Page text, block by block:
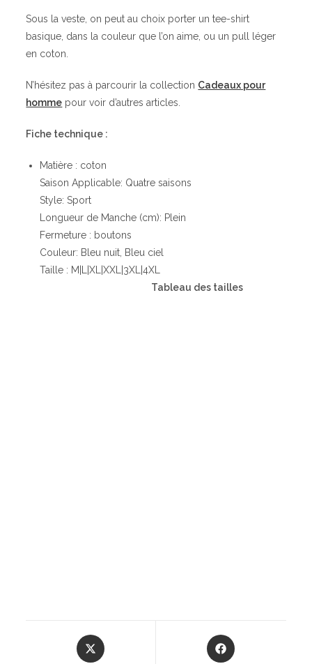
Sous la veste, on peut au choix porter un tee-shirt
basique, dans la couleur que l’on aime, ou un pull léger
en coton.
N’hésitez pas à parcourir la collection Cadeaux pour
homme pour voir d’autres articles.
Fiche technique :
Matière : coton
Saison Applicable: Quatre saisons
Style: Sport
Longueur de Manche (cm): Plein
Fermeture : boutons
Couleur: Bleu nuit, Bleu ciel
Taille : M|L|XL|XXL|3XL|4XL
Tableau des tailles
Opens
in
Opens
in